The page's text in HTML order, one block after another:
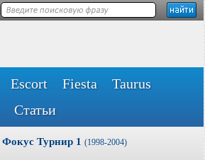
Escort Fiesta
Taurus
Статьи
Фокус Турнир 1 (1998-2004)